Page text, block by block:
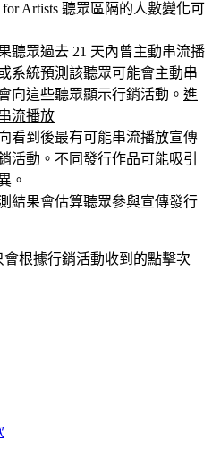
for Artists 聽眾區隔的人數變化可
聽眾過去 21 天內曾主動串流播
系統預測該聽眾可能會主動串
向這些聽眾顯示行銷活動。 進
流播放
看到後最有可能串流播放宣傳
活動。不同發行作品可能吸引
。
結果會估算聽眾參與宣傳發行
根據行銷活動收到的點擊次